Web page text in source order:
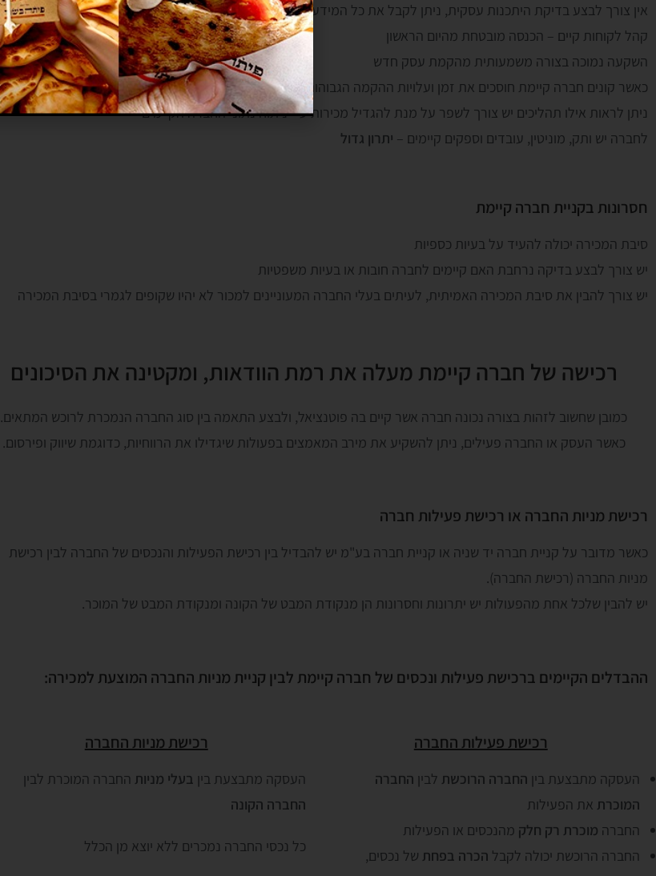
אין צורך לבצע בדיקת היתכנות עסקית, ניתן לקבל את כל המידע מדוחות החברה
קהל לקוחות קיים – הכנסה מובטחת מהיום הראשון
השקעה נמוכה בצורה משמעותית מהקמת עסק חדש
כאשר קונים חברה קיימת חוסכים את זמן ועלויות ההקמה הגבוהות יחסית הנדרשים לפתיחת עסק או חברה
ניתן לראות אילו תהליכים יש צורך לשפר על מנת להגדיל מכירות ע"י ניתוח נתוני החברה הקיימים
לחברה יש ותק, מוניטין, עובדים וספקים קיימים – יתרון גדול
חסרונות בקניית חברה קיימת
סיבת המכירה יכולה להעיד על בעיות כספיות
יש צורך לבצע בדיקה נרחבת האם קיימים לחברה חובות או בעיות משפטיות
יש צורך להבין את סיבת המכירה האמיתית, לעיתים בעלי החברה המעוניינים למכור לא יהיו שקופים לגמרי בסיבת המכירה
רכישה של חברה קיימת מעלה את רמת הוודאות, ומקטינה את הסיכונים
כמובן שחשוב לזהות בצורה נכונה חברה אשר קיים בה פוטנציאל, ולבצע התאמה בין סוג החברה הנמכרת לרוכש המתאים.
כאשר העסק או החברה פעילים, ניתן להשקיע את מירב המאמצים בפעולות שיגדילו את הרווחיות, כדוגמת שיווק ופירסום.
רכישת מניות החברה או רכישת פעילות חברה
כאשר מדובר על קניית חברה יד שניה או קניית חברה בע"מ יש להבדיל בין רכישת הפעילות והנכסים של החברה לבין רכישת
מניות החברה (רכישת החברה).
יש להבין שלכל אחת מהפעולות יש יתרונות וחסרונות הן מנקודת המבט של הקונה ומנקודת המבט של המוכר.
ההבדלים הקיימים ברכישת פעילות ונכסים של חברה קיימת לבין קניית מניות החברה המוצעת למכירה:
רכישת פעילות החברה
העסקה מתבצעת בין החברה הרוכשת לבין החברה
המוכרת את הפעילות
החברה מוכרת רק חלק מהנכסים או הפעילות
החברה הרוכשת יכולה לקבל הכרה בפחת של נכסים,
רכישת מניות החברה
העסקה מתבצעת בין בעלי מניות החברה המוכרת לבין
החברה הקונה
כל נכסי החברה נמכרים ללא יוצא מן הכלל